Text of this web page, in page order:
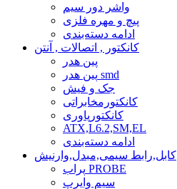
واشر دور سیم
پیچ و مهره فلزی
ادامه دسته‌بندی
کانکتور , اتصالات , آنتن
پین هدر
پین هدر smd
جک و فیش
کانکتورمخابراتی
کانکتورپاوری
ATX,L6.2,SM,EL
ادامه دسته‌بندی
کابل,رابط سیمی,مبدل,وارنیش
پراب PROBE
سیم وایرپ